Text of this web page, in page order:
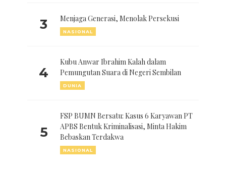
3 Menjaga Generasi, Menolak Persekusi
NASIONAL
4
Kubu Anwar Ibrahim Kalah dalam
Pemungutan Suara di Negeri Sembilan
DUNIA
5
FSP BUMN Bersatu: Kasus 6 Karyawan PT
APBS Bentuk Kriminalisasi, Minta Hakim
Bebaskan Terdakwa
NASIONAL